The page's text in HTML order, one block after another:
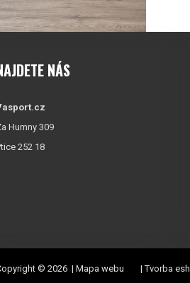
NÁS
Humny 309
252 18
© 2026 | Mapa webu |Tvorba